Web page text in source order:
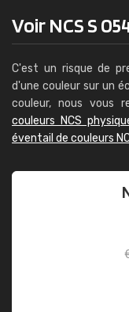
Voir NCS S
C'est un risque de
d'une couleur sur un
couleur, nous vous
couleurs NCS
éventail de couleurs